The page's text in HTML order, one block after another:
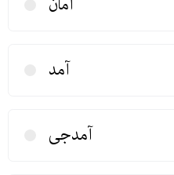
آمد
آمدجی